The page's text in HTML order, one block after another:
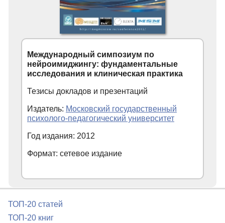
Международный симпозиум по
нейроимиджингу: фундаментальные
исследования и клиническая практика
Тезисы докладов и презентаций
Издатель: Московский государственный
психолого-педагогический университет
Год издания: 2012
Формат: сетевое издание
ТОП-20 статей
ТОП-20 книг